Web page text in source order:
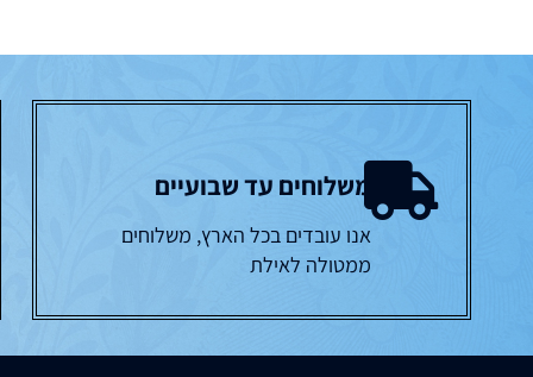
משלוחים עד שבועיים
אנו עובדים בכל הארץ, משלוחים
ממטולה לאילת